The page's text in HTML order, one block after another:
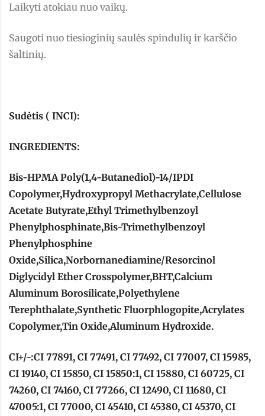
Laikyti atokiau nuo vaikų.
Saugoti nuo tiesioginių saulės spindulių ir karščio
šaltinių.
Sudėtis ( INCI):
INGREDIENTS:
Bis-HPMA Poly(1,4-Butanediol)-14/IPDI
Copolymer,Hydroxypropyl Methacrylate,Cellulose
Acetate Butyrate,Ethyl Trimethylbenzoyl
Phenylphosphinate,Bis-Trimethylbenzoyl
Phenylphosphine
Oxide,Silica,Norbornanediamine/Resorcinol
Diglycidyl Ether Crosspolymer,BHT,Calcium
Aluminum Borosilicate,Polyethylene
Terephthalate,Synthetic Fluorphlogopite,Acrylates
Copolymer,Tin Oxide,Aluminum Hydroxide.
CI+/-:CI 77891, CI 77491, CI 77492, CI 77007, CI 15985,
CI 19140, CI 15850, CI 15850:1, CI 15880, CI 60725, CI
74260, CI 74160, CI 77266, CI 12490, CI 11680, CI
47005:1, CI 77000, CI 45410, CI 45380, CI 45370, CI